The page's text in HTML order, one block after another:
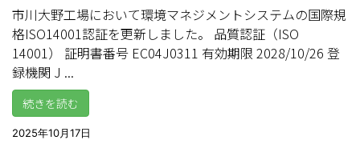
市川大野工場において環境マネジメントシステムの国際規
格ISO14001認証を更新しました。 品質認証（ISO
14001） 証明書番号 EC04J0311 有効期限 2028/10/26 登
録機関 J ...
続きを読む
2025年10月17日